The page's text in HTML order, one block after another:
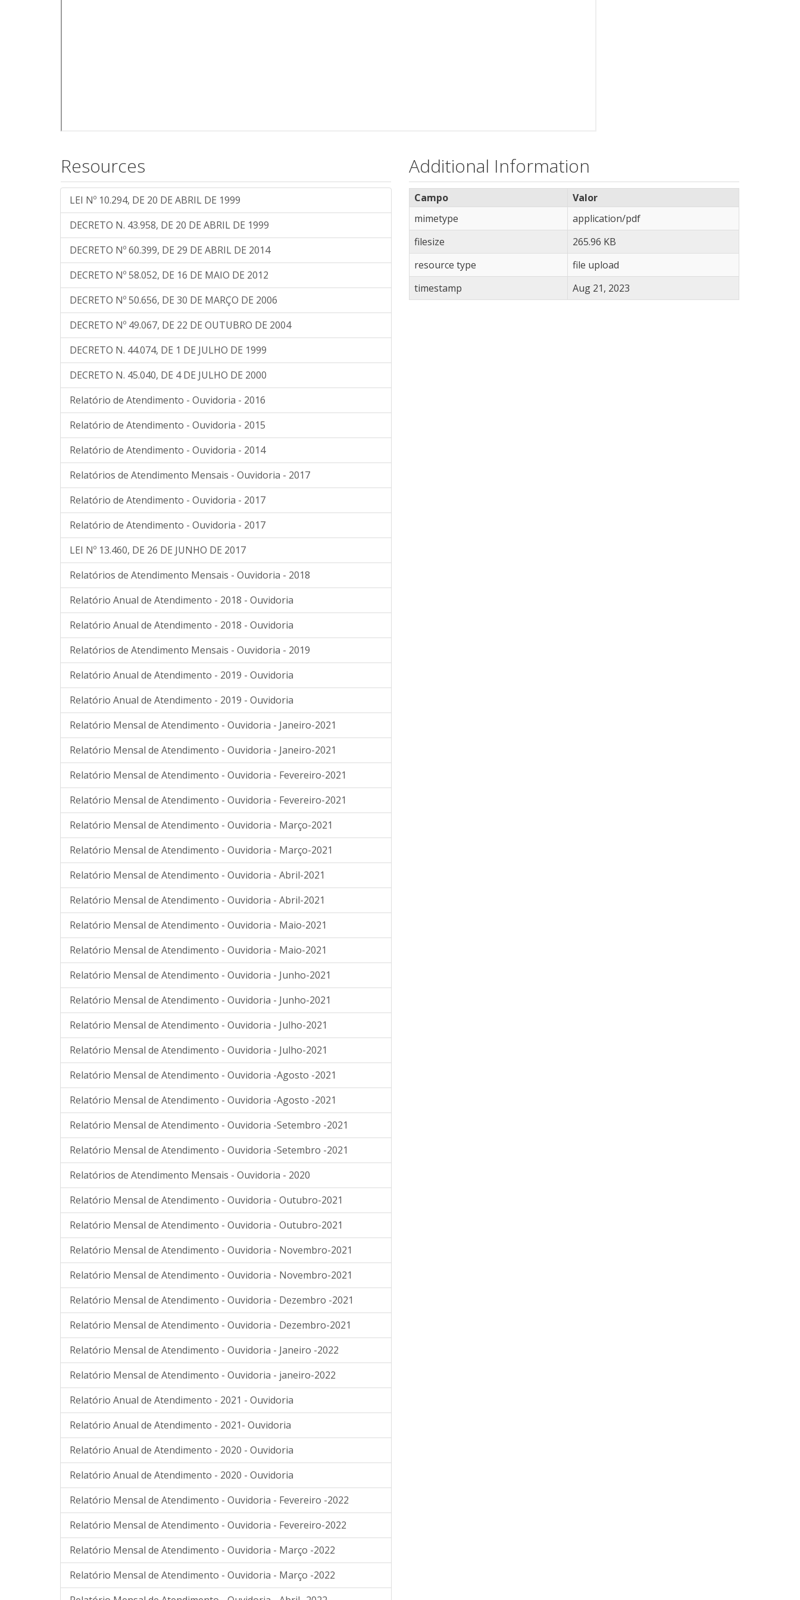
Resources
LEI Nº 10.294, DE 20 DE ABRIL DE 1999
DECRETO N. 43.958, DE 20 DE ABRIL DE 1999
DECRETO Nº 60.399, DE 29 DE ABRIL DE 2014
DECRETO Nº 58.052, DE 16 DE MAIO DE 2012
DECRETO Nº 50.656, DE 30 DE MARÇO DE 2006
DECRETO Nº 49.067, DE 22 DE OUTUBRO DE 2004
DECRETO N. 44.074, DE 1 DE JULHO DE 1999
DECRETO N. 45.040, DE 4 DE JULHO DE 2000
Relatório de Atendimento - Ouvidoria - 2016
Relatório de Atendimento - Ouvidoria - 2015
Relatório de Atendimento - Ouvidoria - 2014
Relatórios de Atendimento Mensais - Ouvidoria - 2017
Relatório de Atendimento - Ouvidoria - 2017
Relatório de Atendimento - Ouvidoria - 2017
LEI Nº 13.460, DE 26 DE JUNHO DE 2017
Relatórios de Atendimento Mensais - Ouvidoria - 2018
Relatório Anual de Atendimento - 2018 - Ouvidoria
Relatório Anual de Atendimento - 2018 - Ouvidoria
Relatórios de Atendimento Mensais - Ouvidoria - 2019
Relatório Anual de Atendimento - 2019 - Ouvidoria
Relatório Anual de Atendimento - 2019 - Ouvidoria
Relatório Mensal de Atendimento - Ouvidoria - Janeiro-2021
Relatório Mensal de Atendimento - Ouvidoria - Janeiro-2021
Relatório Mensal de Atendimento - Ouvidoria - Fevereiro-2021
Relatório Mensal de Atendimento - Ouvidoria - Fevereiro-2021
Relatório Mensal de Atendimento - Ouvidoria - Março-2021
Relatório Mensal de Atendimento - Ouvidoria - Março-2021
Relatório Mensal de Atendimento - Ouvidoria - Abril-2021
Relatório Mensal de Atendimento - Ouvidoria - Abril-2021
Relatório Mensal de Atendimento - Ouvidoria - Maio-2021
Relatório Mensal de Atendimento - Ouvidoria - Maio-2021
Relatório Mensal de Atendimento - Ouvidoria - Junho-2021
Relatório Mensal de Atendimento - Ouvidoria - Junho-2021
Relatório Mensal de Atendimento - Ouvidoria - Julho-2021
Relatório Mensal de Atendimento - Ouvidoria - Julho-2021
Relatório Mensal de Atendimento - Ouvidoria -Agosto -2021
Relatório Mensal de Atendimento - Ouvidoria -Agosto -2021
Relatório Mensal de Atendimento - Ouvidoria -Setembro -2021
Relatório Mensal de Atendimento - Ouvidoria -Setembro -2021
Relatórios de Atendimento Mensais - Ouvidoria - 2020
Relatório Mensal de Atendimento - Ouvidoria - Outubro-2021
Relatório Mensal de Atendimento - Ouvidoria - Outubro-2021
Relatório Mensal de Atendimento - Ouvidoria - Novembro-2021
Relatório Mensal de Atendimento - Ouvidoria - Novembro-2021
Relatório Mensal de Atendimento - Ouvidoria - Dezembro -2021
Relatório Mensal de Atendimento - Ouvidoria - Dezembro-2021
Relatório Mensal de Atendimento - Ouvidoria - Janeiro -2022
Relatório Mensal de Atendimento - Ouvidoria - janeiro-2022
Relatório Anual de Atendimento - 2021 - Ouvidoria
Relatório Anual de Atendimento - 2021- Ouvidoria
Relatório Anual de Atendimento - 2020 - Ouvidoria
Relatório Anual de Atendimento - 2020 - Ouvidoria
Relatório Mensal de Atendimento - Ouvidoria - Fevereiro -2022
Relatório Mensal de Atendimento - Ouvidoria - Fevereiro-2022
Relatório Mensal de Atendimento - Ouvidoria - Março -2022
Relatório Mensal de Atendimento - Ouvidoria - Março -2022
Additional Information
Campo
Valor
mimetype
application/pdf
filesize
265.96 KB
resource type
file upload
timestamp
Aug 21, 2023